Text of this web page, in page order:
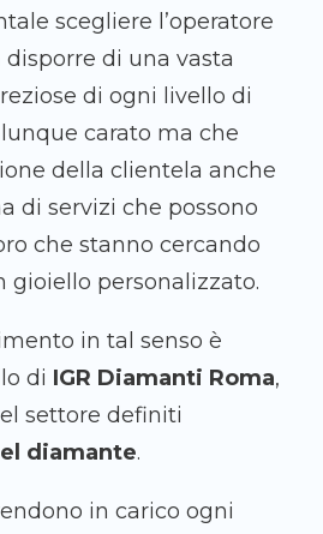
scegliere l’operatore
di una vasta
di ogni livello di
carato ma che
della clientela anche
di servizi che possono
che stanno cercando
gioiello personalizzato.
in tal senso è
di IGR Diamanti Roma,
settore definiti
diamante.
in carico ogni